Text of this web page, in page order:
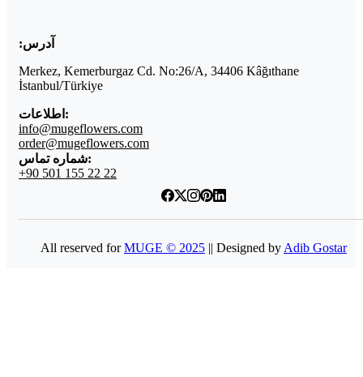
آدرس:
Merkez, Kemerburgaz Cd. No:26/A, 34406 Kâğıthane
İstanbul/Türkiye
اطلاعات:
info@mugeflowers.com
order@mugeflowers.com
شماره تماس:
+90 501 155 22 22
All reserved forMUGE © 2025 || Designed by Adib Gostar